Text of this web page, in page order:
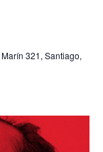
Marín 321, Santiago,